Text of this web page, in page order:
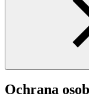
Ochrana